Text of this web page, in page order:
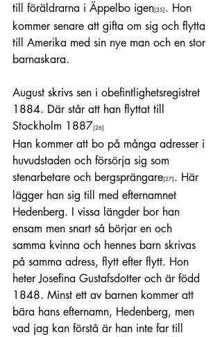
till föräldrarna i Äppelbo igen[25] . Hon
kommer senare att gifta om sig och flytta
till Amerika med sin nye man och en stor
barnaskara.
August skrivs sen i obefintlighetsregistret
1884. Där står att han flyttat till
Stockholm 1887[26]
Han kommer att bo på många adresser i
huvudstaden och försörja sig som
stenarbetare och bergsprängare[27] . Här
lägger han sig till med efternamnet
Hedenberg. I vissa längder bor han
ensam men snart så börjar en och
samma kvinna och hennes barn skrivas
på samma adress, flytt efter flytt. Hon
heter Josefina Gustafsdotter och är född
1848. Minst ett av barnen kommer att
bära hans efternamn, Hedenberg, men
vad jag kan förstå är han inte far till